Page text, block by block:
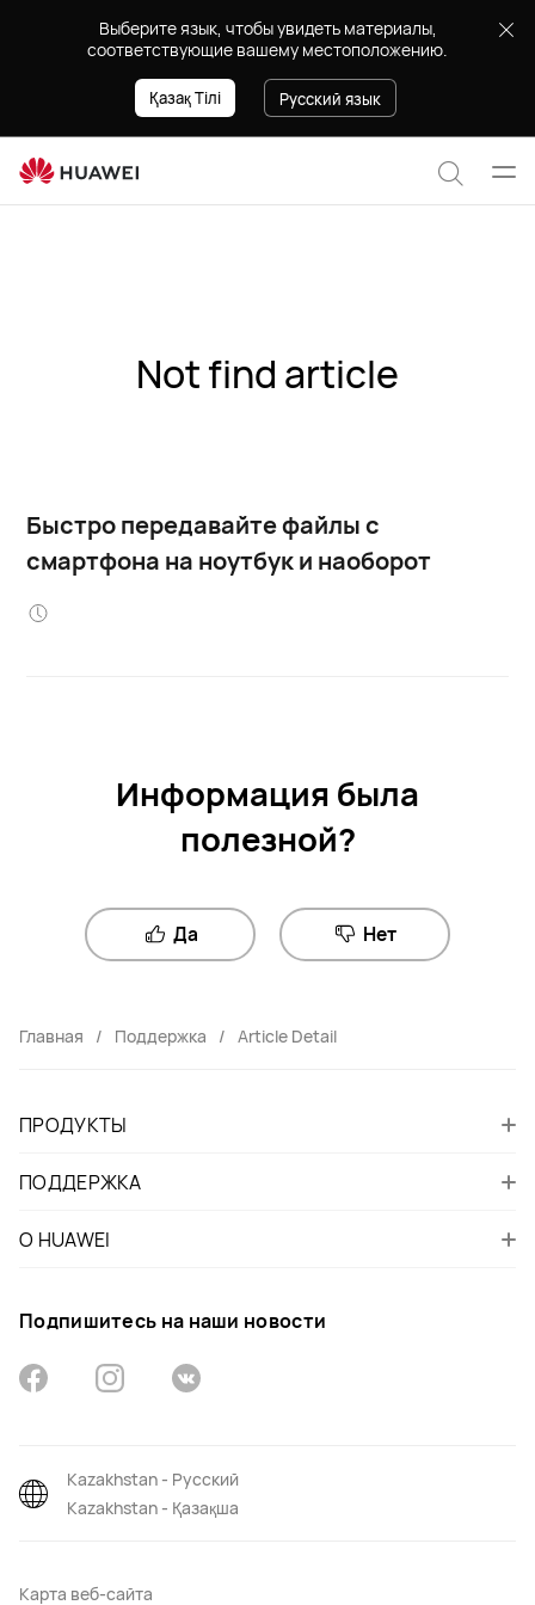
Выберите язык, чтобы увидеть материалы,
соответствующие вашему местоположению.
Русский язык
Қазақ Тілі
Поиск
Not find article
Быстро передавайте файлы с
смартфона на ноутбук и наоборот
Информация была
полезной?
Да Нет
Главная Поддержка Article Detail
ПРОДУКТЫ
ПОДДЕРЖКА
О HUAWEI
Подпишитесь на наши новости
Карта веб-сайта
Kazakhstan - Русский
Kazakhstan - Қазақша